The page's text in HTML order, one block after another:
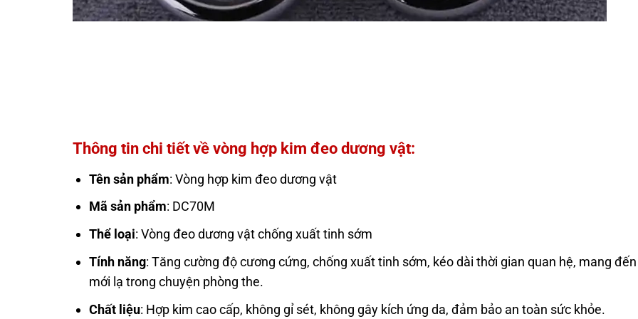
Thông tin chi tiết về vòng hợp kim đeo dương vật:
Tên sản phẩm: Vòng hợp kim đeo dương vật
Mã sản phẩm: DC70M
Thể loại: Vòng đeo dương vật chống xuất tinh sớm
Tính năng: Tăng cường độ cương cứng, chống xuất tinh sớm, kéo dài thời gian quan hệ, mang
mới lạ trong chuyện phòng the.
Chất liệu: Hợp kim cao cấp, không gỉ sét, không gây kích ứng da, đảm bảo an toàn sức khỏe.